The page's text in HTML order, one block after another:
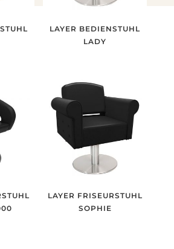
LAYER BEDIENSTUHL
LADY
LAYER FRISEURSTUHL
SOPHIE